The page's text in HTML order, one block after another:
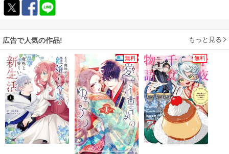
広告で人気の作品! もっと見る
無料 無料